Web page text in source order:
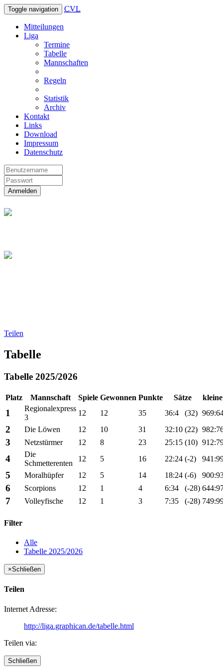
Toggle navigation CVL
Mitteilungen
Liga
Termine
Tabelle
Mannschaften
Regeln
Statistik
Archiv
Kontakt
Links
Download
Impressum
Datenschutz
Anmelden
Teilen
Tabelle
Tabelle 2025/2026
Platz Mannschaft Spiele Gewonnen Punkte Sätze
1
Regionalexpress
3
12 12 35 36:4 (32)
2 Die Löwen 12 10 31 32:10 (22)
3 Netzstürmer 12 8 23 25:15 (10)
4
Die
Schmetterenten
12 5 16 22:24 (-2)
5 Moralhüpfer 12 5 14 18:24 (-6)
6 Scorpions 12 1 4 6:34 (-28)
7 Volleyfische 12 1 3 7:35 (-28)
Filter
Alle
Tabelle 2025/2026
×Schließen
Teilen
Internet Adresse:
http://liga.graphican.de/tabelle.html
Teilen via:
Schließen